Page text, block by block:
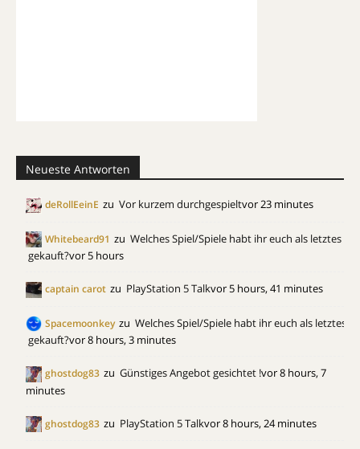
Neueste Antworten
deRollEeinE zu Vor kurzem durchgespieltvor 23 minutes
Whitebeard91 zu Welches Spiel/Spiele habt ihr euch als letztes
gekauft?vor 5 hours
captain carot zu PlayStation 5 Talkvor 5 hours, 41 minutes
Spacemoonkey zu Welches Spiel/Spiele habt ihr euch als letztes
gekauft?vor 8 hours, 3 minutes
ghostdog83 zu Günstiges Angebot gesichtet !vor 8 hours, 7
minutes
ghostdog83 zu PlayStation 5 Talkvor 8 hours, 24 minutes